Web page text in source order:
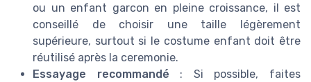
ou un enfant garcon en pleine croissance, il est
conseillé de choisir une taille légèrement
supérieure, surtout si le costume enfant doit être
réutilisé après la ceremonie.
Essayage recommandé : Si possible, faites